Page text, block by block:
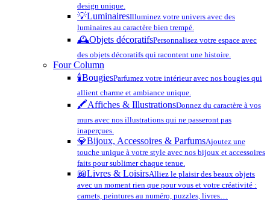
design unique.
💡LuminairesIlluminez votre univers avec des
luminaires au caractère bien trempé.
🕰️Objets décoratifsPersonnalisez votre espace avec
des objets décoratifs qui racontent une histoire.
Four Column
🕯️BougiesParfumez votre intérieur avec nos bougies qui
allient charme et ambiance unique.
🖍️Affiches & IllustrationsDonnez du caractère à vos
murs avec nos illustrations qui ne passeront pas
inaperçues.
💎Bijoux, Accessoires & ParfumsAjoutez une
touche unique à votre style avec nos bijoux et accessoires
faits pour sublimer chaque tenue.
📖Livres & LoisirsAlliez le plaisir des beaux objets
avec un moment rien que pour vous et votre créativité :
carnets, peintures au numéro, puzzles, livres…